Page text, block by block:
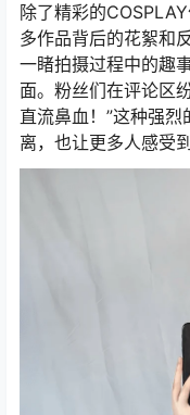
除了精彩的
多作品背后的花絮和
一睹拍摄过程中的趣
面。粉丝们在评论区
直流鼻血！”这种强
离，也让更多人感受